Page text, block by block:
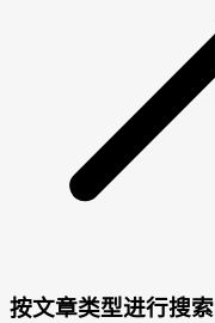
按文章类型进行搜索